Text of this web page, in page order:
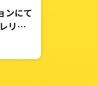
ンにて
リフ